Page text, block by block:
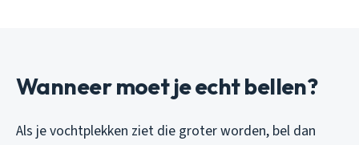
Wanneer moet je echt bellen?
Als je vochtplekken ziet die groter worden, bel dan